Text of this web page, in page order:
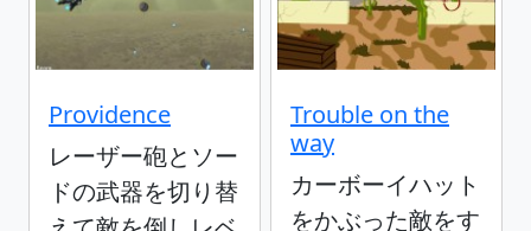
Providence
レーザー砲とソー
ドの武器を切り替
Trouble on the
way
カーボーイハット
をかぶった敵をす